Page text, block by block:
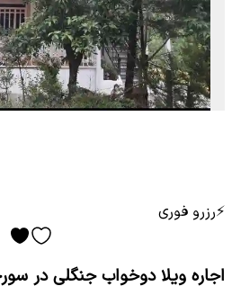
⚡رزرو فوری
اجاره ویلا دوخواب جنگلی در